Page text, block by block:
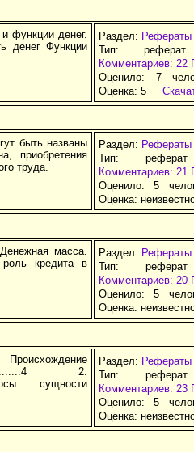
денег.
денег Функции
Раздел: Рефераты
Тип:
Комментариев: 22
Оценило: 7
Оценка: 5
быть названы
приобретения
труда.
Раздел: Рефераты
Тип:
Комментариев: 21
Оценило: 5
Оценка:
масса.
кредита в
Раздел: Рефераты
Тип:
Комментариев: 20
Оценило: 5
Оценка:
2.
сущности
Раздел: Рефераты
Тип:
Комментариев: 23
Оценило: 5
Оценка: